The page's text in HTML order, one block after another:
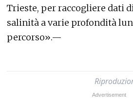
Trieste, per raccogliere dati
salinità a varie profondità
percorso».—